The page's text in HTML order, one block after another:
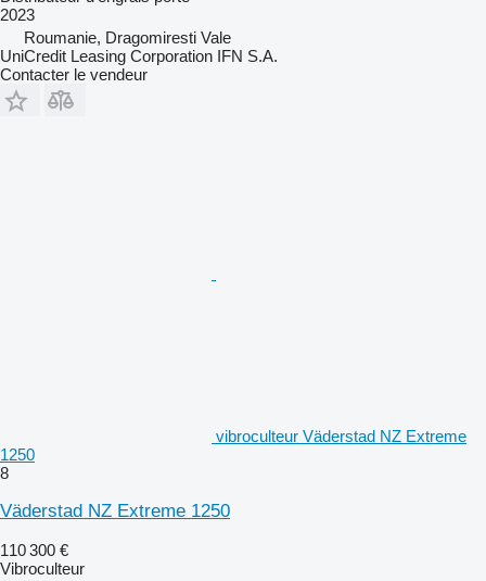
2023
Roumanie, Dragomiresti Vale
UniCredit Leasing Corporation IFN S.A.
Contacter le vendeur
vibroculteur Väderstad NZ Extreme
1250
8
Väderstad NZ Extreme 1250
110 300 €
Vibroculteur